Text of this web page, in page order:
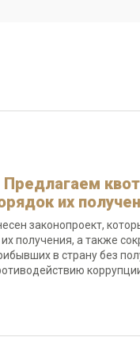
Предлагаем
их
законопроект,
получения, а также
в страну без